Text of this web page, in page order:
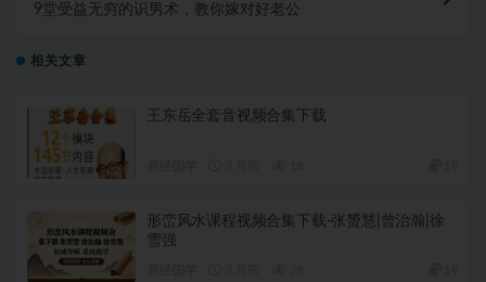
9堂受益无穷的识男术，教你嫁对好老公
相关文章
王东岳全套音视频合集下载
形峦风水课程视频合集下载-张赟慧|曾治瀚|徐
雪强